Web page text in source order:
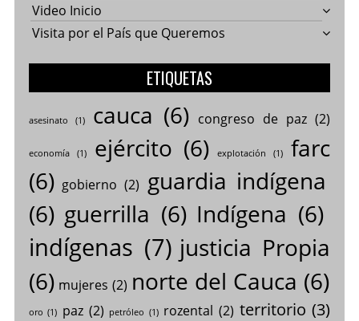
Video Inicio
Visita por el País que Queremos
ETIQUETAS
asesinato (1) cauca (6) congreso de paz(2)
economía(1) ejército (6) explotación (1)
farc
(6) gobierno (2) guardia indígena
(6) guerrilla (6) Indígena (6)
indígenas (7) justicia Propia
(6) mujeres (2) norte del Cauca (6)
oro (1) paz (2) petróleo (1) rozental (2) territorio (3)